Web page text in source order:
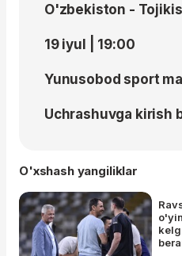
O'zbekiston -
19 iyul | 19:00
Yunusobod sport
Uchrashuvga kirish
O'xshash yangiliklar